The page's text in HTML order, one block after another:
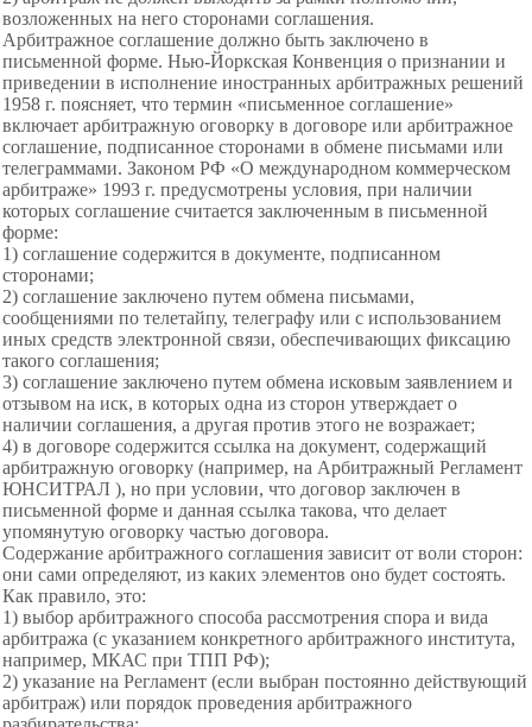
возложенных на него сторонами соглашения.
Арбитражное соглашение должно быть заключено в
письменной форме. Нью-Йоркская Конвенция о признании и
приведении в исполнение иностранных арбитражных решений
1958 г. поясняет, что термин «письменное соглашение»
включает арбитражную оговорку в договоре или арбитражное
соглашение, подписанное сторонами в обмене письмами или
телеграммами. Законом РФ «О международном коммерческом
арбитраже» 1993 г. предусмотрены условия, при наличии
которых соглашение считается заключенным в письменной
форме:
1) соглашение содержится в документе, подписанном
сторонами;
2) соглашение заключено путем обмена письмами,
сообщениями по телетайпу, телеграфу или с использованием
иных средств электронной связи, обеспечивающих фиксацию
такого соглашения;
3) соглашение заключено путем обмена исковым заявлением и
отзывом на иск, в которых одна из сторон утверждает о
наличии соглашения, а другая против этого не возражает;
4) в договоре содержится ссылка на документ, содержащий
арбитражную оговорку (например, на Арбитражный Регламент
ЮНСИТРАЛ ), но при условии, что договор заключен в
письменной форме и данная ссылка такова, что делает
упомянутую оговорку частью договора.
Содержание арбитражного соглашения зависит от воли сторон:
они сами определяют, из каких элементов оно будет состоять.
Как правило, это:
1) выбор арбитражного способа рассмотрения спора и вида
арбитража (с указанием конкретного арбитражного института,
например, МКАС при ТПП РФ);
2) указание на Регламент (если выбран постоянно действующий
арбитраж) или порядок проведения арбитражного